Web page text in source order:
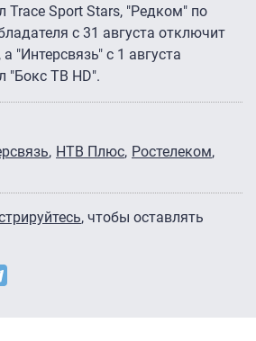
Trace Sport Stars, "Редком" по
с 31 августа отключит
"Интерсвязь" с 1 августа
"Бокс ТВ HD".
НТВ Плюс Ростелеком
, чтобы оставлять